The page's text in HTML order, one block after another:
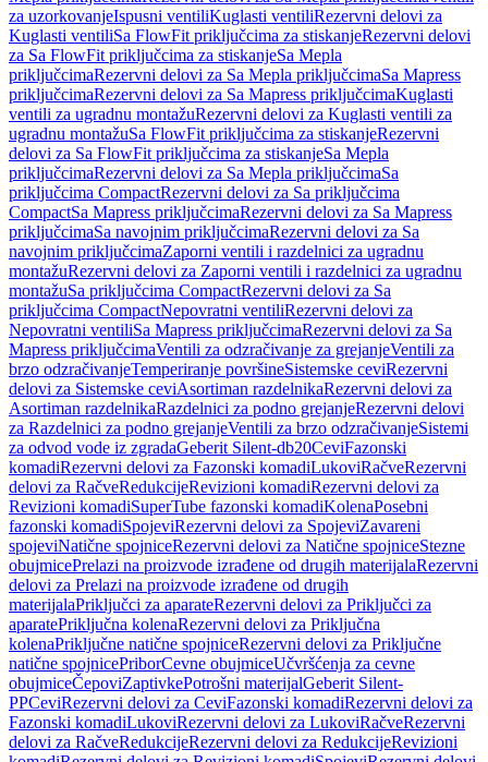
za uzorkovanjeIspusni ventiliKuglasti ventiliRezervni delovi za
Kuglasti ventiliSa FlowFit priključcima za stiskanjeRezervni delovi
za Sa FlowFit priključcima za stiskanjeSa Mepla
priključcimaRezervni delovi za Sa Mepla priključcimaSa Mapress
priključcimaRezervni delovi za Sa Mapress priključcimaKuglasti
ventili za ugradnu montažuRezervni delovi za Kuglasti ventili za
ugradnu montažuSa FlowFit priključcima za stiskanjeRezervni
delovi za Sa FlowFit priključcima za stiskanjeSa Mepla
priključcimaRezervni delovi za Sa Mepla priključcimaSa
priključcima CompactRezervni delovi za Sa priključcima
CompactSa Mapress priključcimaRezervni delovi za Sa Mapress
priključcimaSa navojnim priključcimaRezervni delovi za Sa
navojnim priključcimaZaporni ventili i razdelnici za ugradnu
montažuRezervni delovi za Zaporni ventili i razdelnici za ugradnu
montažuSa priključcima CompactRezervni delovi za Sa
priključcima CompactNepovratni ventiliRezervni delovi za
Nepovratni ventiliSa Mapress priključcimaRezervni delovi za Sa
Mapress priključcimaVentili za odzračivanje za grejanjeVentili za
brzo odzračivanjeTemperiranje površineSistemske ceviRezervni
delovi za Sistemske ceviAsortiman razdelnikaRezervni delovi za
Asortiman razdelnikaRazdelnici za podno grejanjeRezervni delovi
za Razdelnici za podno grejanjeVentili za brzo odzračivanjeSistemi
za odvod vode iz zgradaGeberit Silent-db20CeviFazonski
komadiRezervni delovi za Fazonski komadiLukoviRačveRezervni
delovi za RačveRedukcijeRevizioni komadiRezervni delovi za
Revizioni komadiSuperTube fazonski komadiKolenaPosebni
fazonski komadiSpojeviRezervni delovi za SpojeviZavareni
spojeviNatične spojniceRezervni delovi za Natične spojniceStezne
obujmicePrelazi na proizvode izrađene od drugih materijalaRezervni
delovi za Prelazi na proizvode izrađene od drugih
materijalaPriključci za aparateRezervni delovi za Priključci za
aparatePriključna kolenaRezervni delovi za Priključna
kolenaPriključne natične spojniceRezervni delovi za Priključne
natične spojnicePriborCevne obujmiceUčvršćenja za cevne
obujmiceČepoviZaptivkePotrošni materijalGeberit Silent-
PPCeviRezervni delovi za CeviFazonski komadiRezervni delovi za
Fazonski komadiLukoviRezervni delovi za LukoviRačveRezervni
delovi za RačveRedukcijeRezervni delovi za RedukcijeRevizioni